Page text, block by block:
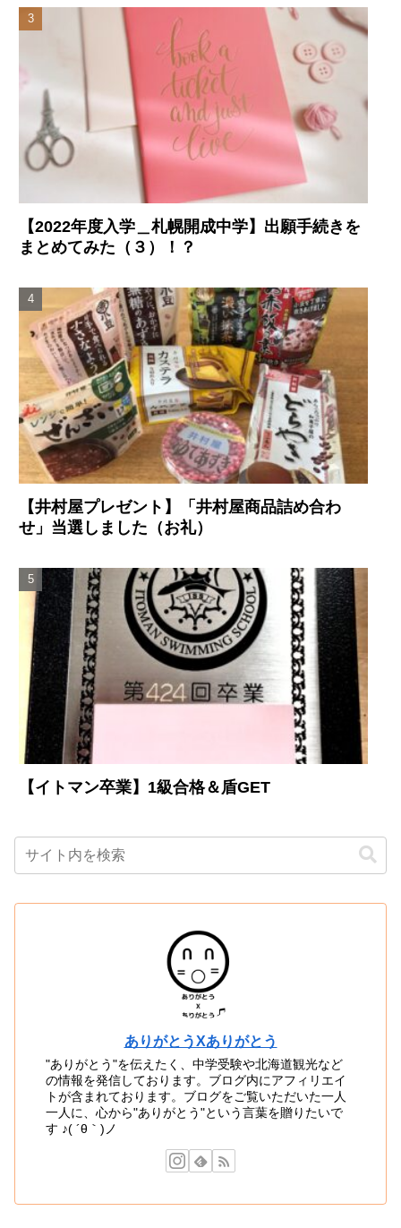
【2022年度入学＿札幌開成中学】出願手続きを
まとめてみた（３）！？
【井村屋プレゼント】「井村屋商品詰め合わ
せ」当選しました（お礼）
【イトマン卒業】1級合格＆盾GET
ありがとうXありがとう
"ありがとう"を伝えたく、中学受験や北海道観光など
の情報を発信しております。ブログ内にアフィリエイ
トが含まれております。ブログをご覧いただいた一人
一人に、心から"ありがとう"という言葉を贈りたいで
す ♪( ´θ｀)ノ